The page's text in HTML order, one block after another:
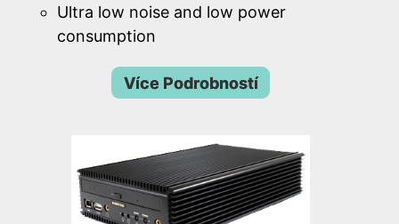
Ultra low noise and low power
consumption
Více Podrobností